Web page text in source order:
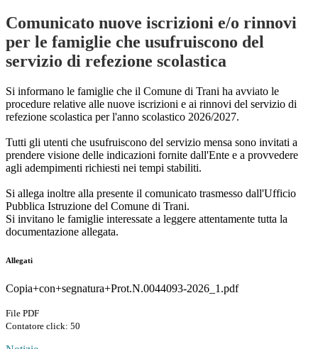
Comunicato nuove iscrizioni e/o rinnovi
per le famiglie che usufruiscono del
servizio di refezione scolastica
Si informano le famiglie che il Comune di Trani ha avviato le
procedure relative alle nuove iscrizioni e ai rinnovi del servizio di
refezione scolastica per l'anno scolastico 2026/2027.
Tutti gli utenti che usufruiscono del servizio mensa sono invitati a
prendere visione delle indicazioni fornite dall'Ente e a provvedere
agli adempimenti richiesti nei tempi stabiliti.
Si allega inoltre alla presente il comunicato trasmesso dall'Ufficio
Pubblica Istruzione del Comune di Trani.
Si invitano le famiglie interessate a leggere attentamente tutta la
documentazione allegata.
Allegati
Copia+con+segnatura+Prot.N.0044093-2026_1.pdf
File PDF
Contatore click: 50